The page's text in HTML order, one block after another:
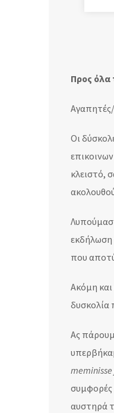
Προς όλα
Αγαπητές/
Οι
κλειστό,
εκδήλωση
που
Ακόμη
δυσκολία
Ας
συμφορές
αυστηρά